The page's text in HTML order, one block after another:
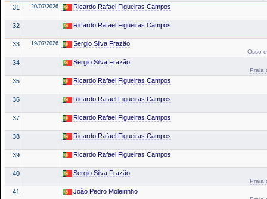
31 20/07/2026 Ricardo Rafael Figueiras Campos
32 Ricardo Rafael Figueiras Campos
33 19/07/2026 Sergio Silva Frazão
Osso
34 Sergio Silva Frazão
Praia
35 Ricardo Rafael Figueiras Campos
36 Ricardo Rafael Figueiras Campos
37 Ricardo Rafael Figueiras Campos
38 Ricardo Rafael Figueiras Campos
39 Ricardo Rafael Figueiras Campos
40 Sergio Silva Frazão
Praia
41 João Pedro Moleirinho